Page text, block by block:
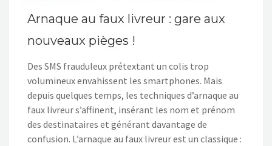
Arnaque au faux livreur : gare aux
nouveaux pièges !
Des SMS frauduleux prétextant un colis trop
volumineux envahissent les smartphones. Mais
depuis quelques temps, les techniques d’arnaque au
faux livreur s’affinent, insérant les nom et prénom
des destinataires et générant davantage de
confusion. L’arnaque au faux livreur est un classique :